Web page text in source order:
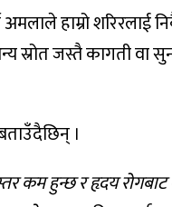
हाम्रो शरिरलाई
स्रोत जस्तै कागती वा
।
स्तर कम हुन्छ र हृदय